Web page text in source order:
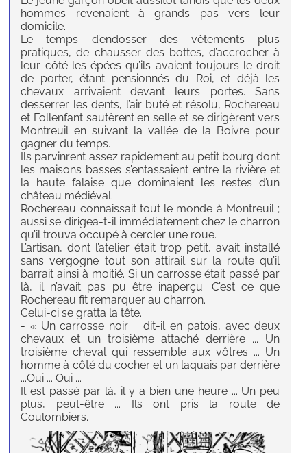
hommes revenaient à grands pas vers leur
domicile.
Le temps d’endosser des vêtements plus
pratiques, de chausser des bottes, d’accrocher à
leur côté les épées qu’ils avaient toujours le droit
de porter, étant pensionnés du Roi, et déjà les
chevaux arrivaient devant leurs portes. Sans
desserrer les dents, l’air buté et résolu, Rochereau
et Follenfant sautèrent en selle et se dirigèrent vers
Montreuil en suivant la vallée de la Boivre pour
gagner du temps.
Ils parvinrent assez rapidement au petit bourg dont
les maisons basses s’entassaient entre la rivière et
la haute falaise que dominaient les restes d’un
château médiéval.
Rochereau connaissait tout le monde à Montreuil ;
aussi se dirigea-t-il immédiatement chez le charron
qu’il trouva occupé à cercler une roue.
L’artisan, dont l’atelier était trop petit, avait installé
sans vergogne tout son attirail sur la route qu’il
barrait ainsi à moitié. Si un carrosse était passé par
là, il n’avait pas pu être inaperçu. C’est ce que
Rochereau fit remarquer au charron.
Celui-ci se gratta la tête.
- « Un carrosse noir ... dit-il en patois, avec deux
chevaux et un troisième attaché derrière ... Un
troisième cheval qui ressemble aux vôtres ... Un
homme à côté du cocher et un laquais par derrière
...Oui ... Oui ...
Il est passé par là, il y a bien une heure ... Un peu
plus, peut-être ... Ils ont pris la route de
Coulombiers.